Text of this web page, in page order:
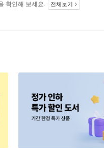
확인해 보세요. 전체보기